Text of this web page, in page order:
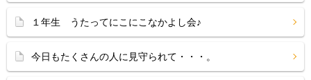
１年生 うたってにこにこなかよし会♪
今日もたくさんの人に見守られて・・・。